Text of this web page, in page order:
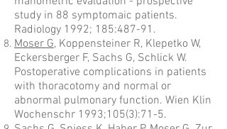
study in 88 symptomaic patients.
Radiology 1992; 185:487-91.
Moser G, Koppensteiner R, Klepetko W,
Eckersberger F, Sachs G, Schlick W.
Postoperative complications in patients
with thoracotomy and normal or
abnormal pulmonary function. Wien Klin
Wochenschr 1993;105(3):71-5.